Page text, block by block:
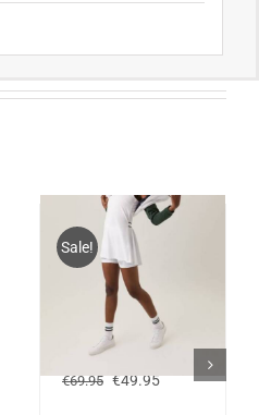
Sale!
BJÖRN BORG DRESS
€69.95 Oorspronkelijke
€49.95Huidige